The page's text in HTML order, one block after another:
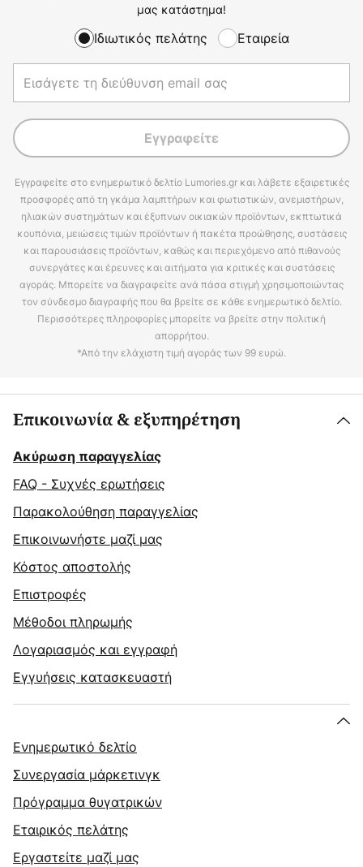
μας κατάστημα!
Ιδιωτικός πελάτης Εταιρεία
Εγγραφείτε
Εγγραφείτε στο ενημερωτικό δελτίο Lumories.gr και λάβετε εξαιρετικές
προσφορές από τη γκάμα λαμπτήρων και φωτιστικών, ανεμιστήρων,
ηλιακών συστημάτων και έξυπνων οικιακών προϊόντων, εκπτωτικά
κουπόνια, μειώσεις τιμών προϊόντων ή πακέτα προώθησης, συστάσεις
και παρουσιάσεις προϊόντων, καθώς και περιεχόμενο από πιθανούς
συνεργάτες και έρευνες και αιτήματα για κριτικές και συστάσεις
αγοράς. Μπορείτε να διαγραφείτε ανά πάσα στιγμή χρησιμοποιώντας
τον σύνδεσμο διαγραφής που θα βρείτε σε κάθε ενημερωτικό δελτίο.
Περισσότερες πληροφορίες μπορείτε να βρείτε στην πολιτική
απορρήτου.
*Από την ελάχιστη τιμή αγοράς των 99 ευρώ.
Επικοινωνία & εξυπηρέτηση
Ακύρωση παραγγελίας
FAQ - Συχνές ερωτήσεις
Παρακολούθηση παραγγελίας
Επικοινωνήστε μαζί μας
Κόστος αποστολής
Επιστροφές
Μέθοδοι πληρωμής
Λογαριασμός και εγγραφή
Εγγυήσεις κατασκευαστή
Ενημερωτικό δελτίο
Συνεργασία μάρκετινγκ
Πρόγραμμα θυγατρικών
Εταιρικός πελάτης
Εργαστείτε μαζί μας